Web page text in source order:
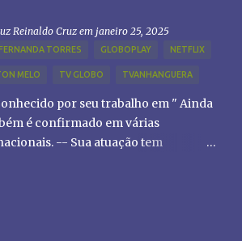
Reinaldo Cruz em janeiro 25, 2025
FERNANDA TORRES GLOBOPLAY NETFLIX
MELO TV GLOBO TVANHANGUERA
por seu trabalho em " Ainda
é confirmado em várias
-- Sua atuação tem
de diretores e produtores fora do
para novas oportunidades no